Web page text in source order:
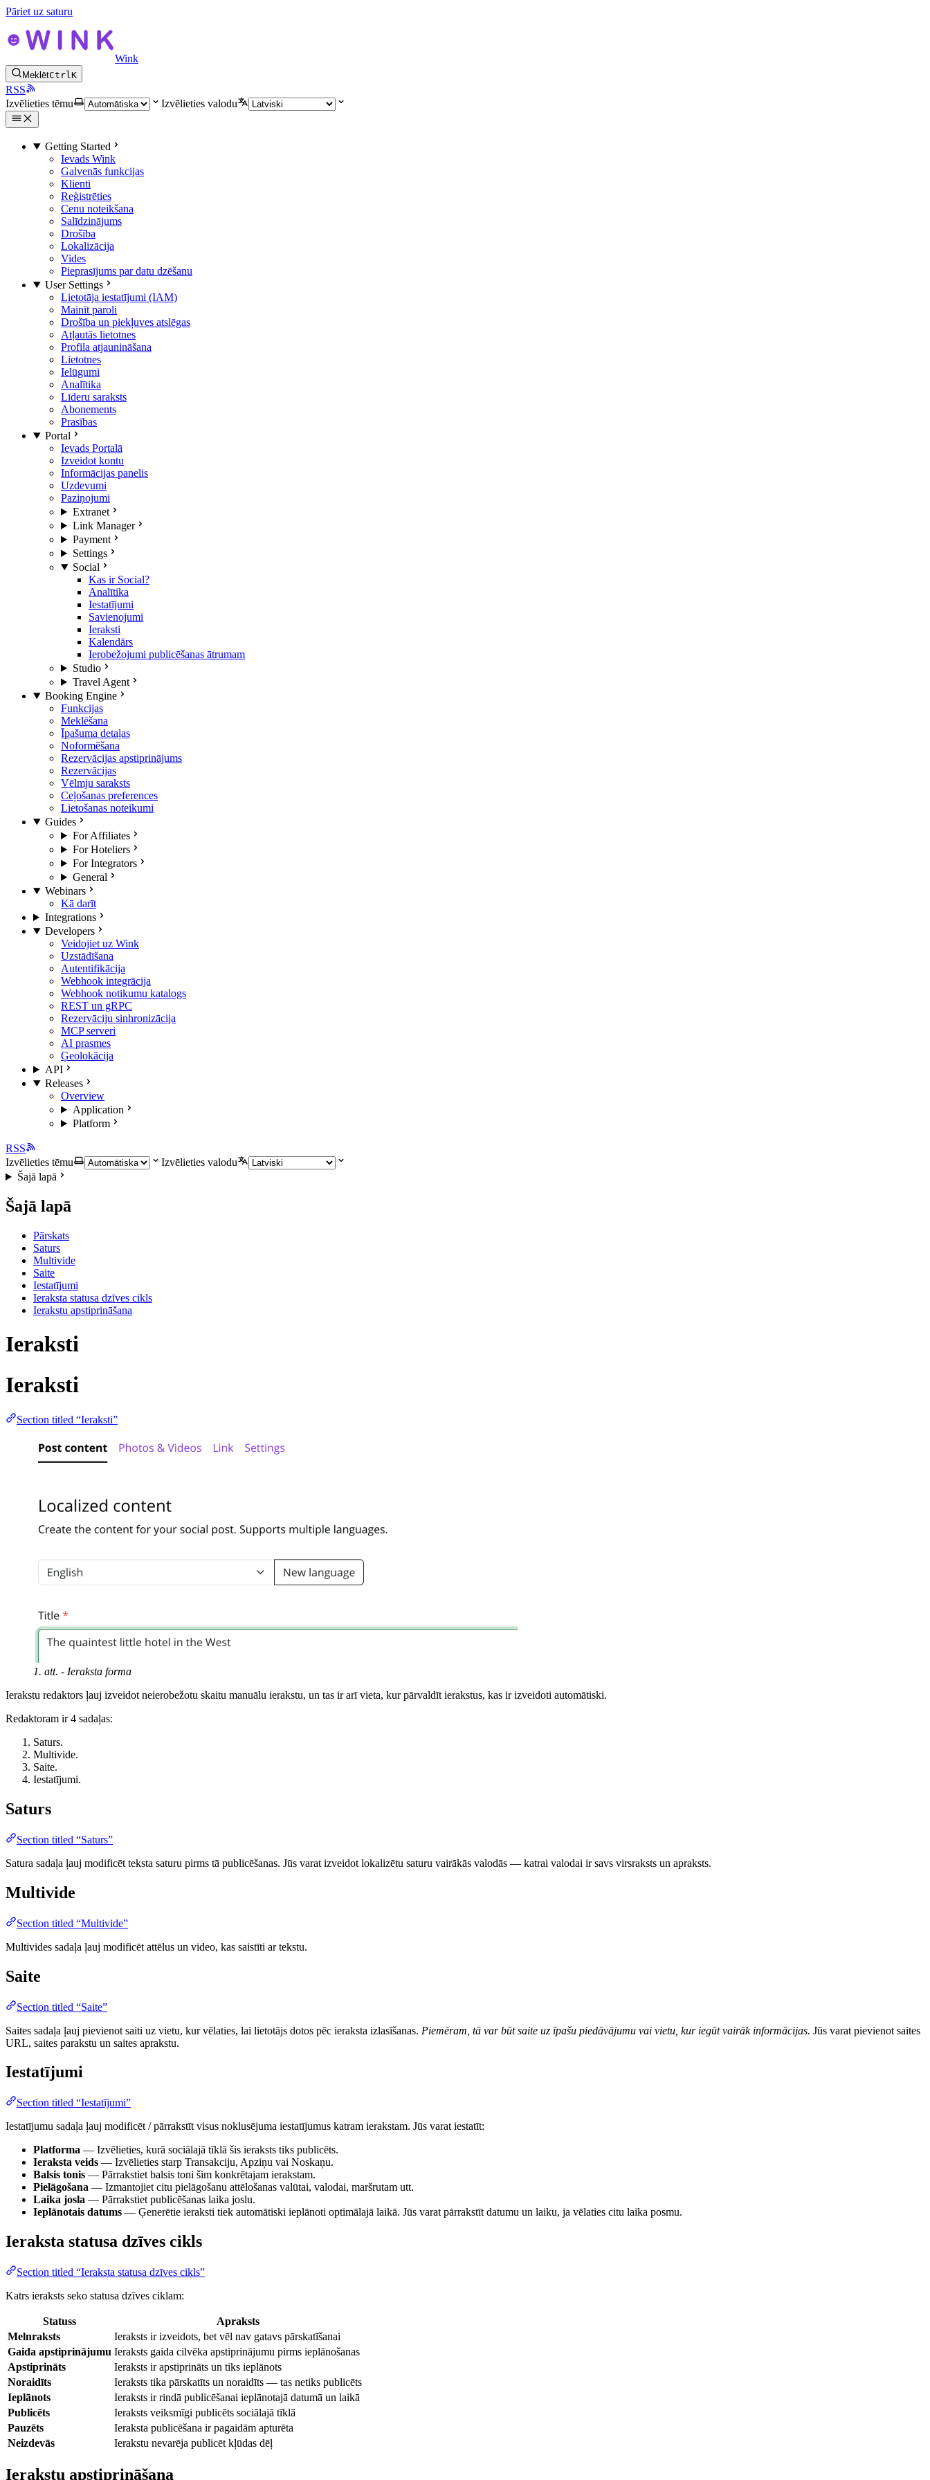
Pāriet uz saturu
Wink
MeklētCtrlK
RSS
Izvēlieties tēmu
Izvēlieties valodu
Getting Started
Ievads Wink
Galvenās funkcijas
Klienti
Reģistrēties
Cenu noteikšana
Salīdzinājums
Drošība
Lokalizācija
Vides
Pieprasījums par datu dzēšanu
User Settings
Lietotāja iestatījumi (IAM)
Mainīt paroli
Drošība un piekļuves atslēgas
Atļautās lietotnes
Profila atjaunināšana
Lietotnes
Ielūgumi
Analītika
Līderu saraksts
Abonements
Prasības
Portal
Ievads Portalā
Izveidot kontu
Informācijas panelis
Uzdevumi
Paziņojumi
Extranet
Link Manager
Payment
Settings
Social
Kas ir Social?
Analītika
Iestatījumi
Savienojumi
Ieraksti
Kalendārs
Ierobežojumi publicēšanas ātrumam
Studio
Travel Agent
Booking Engine
Funkcijas
Meklēšana
Īpašuma detaļas
Noformēšana
Rezervācijas apstiprinājums
Rezervācijas
Vēlmju saraksts
Ceļošanas preferences
Lietošanas noteikumi
Guides
For Affiliates
For Hoteliers
For Integrators
General
Webinars
Kā darīt
Integrations
Developers
Veidojiet uz Wink
Uzstādīšana
Autentifikācija
Webhook integrācija
Webhook notikumu katalogs
REST un gRPC
Rezervāciju sinhronizācija
MCP serveri
AI prasmes
Ģeolokācija
API
Releases
Overview
Application
Platform
RSS
Izvēlieties tēmu
Izvēlieties valodu
Šajā lapā
Šajā lapā
Pārskats
Saturs
Multivide
Saite
Iestatījumi
Ieraksta statusa dzīves cikls
Ierakstu apstiprināšana
Ieraksti
Ieraksti
Section titled “Ieraksti”
1. att. - Ieraksta forma
Ierakstu redaktors ļauj izveidot neierobežotu skaitu manuālu ierakstu, un tas ir arī vieta, kur pārvaldīt ierakstus, kas ir izveidoti automātiski.
Redaktoram ir 4 sadaļas:
Saturs.
Multivide.
Saite.
Iestatījumi.
Saturs
Section titled “Saturs”
Satura sadaļa ļauj modificēt teksta saturu pirms tā publicēšanas. Jūs varat izveidot lokalizētu saturu vairākās valodās — katrai valodai ir savs virsraksts un apraksts.
Multivide
Section titled “Multivide”
Multivides sadaļa ļauj modificēt attēlus un video, kas saistīti ar tekstu.
Saite
Section titled “Saite”
Saites sadaļa ļauj pievienot saiti uz vietu, kur vēlaties, lai lietotājs dotos pēc ieraksta izlasīšanas. Piemēram, tā var būt saite uz īpašu piedāvājumu vai vietu, kur iegūt vairāk informācijas. Jūs varat pievienot saites
URL, saites parakstu un saites aprakstu.
Iestatījumi
Section titled “Iestatījumi”
Iestatījumu sadaļa ļauj modificēt / pārrakstīt visus noklusējuma iestatījumus katram ierakstam. Jūs varat iestatīt:
Platforma — Izvēlieties, kurā sociālajā tīklā šis ieraksts tiks publicēts.
Ieraksta veids — Izvēlieties starp Transakciju, Apziņu vai Noskaņu.
Balsis tonis — Pārrakstiet balsis toni šim konkrētajam ierakstam.
Pielāgošana — Izmantojiet citu pielāgošanu attēlošanas valūtai, valodai, maršrutam utt.
Laika josla — Pārrakstiet publicēšanas laika joslu.
Ieplānotais datums — Ģenerētie ieraksti tiek automātiski ieplānoti optimālajā laikā. Jūs varat pārrakstīt datumu un laiku, ja vēlaties citu laika posmu.
Ieraksta statusa dzīves cikls
Section titled “Ieraksta statusa dzīves cikls”
Katrs ieraksts seko statusa dzīves ciklam:
Statuss
Apraksts
Melnraksts
Ieraksts ir izveidots, bet vēl nav gatavs pārskatīšanai
Gaida apstiprinājumu Ieraksts gaida cilvēka apstiprinājumu pirms ieplānošanas
Apstiprināts
Ieraksts ir apstiprināts un tiks ieplānots
Noraidīts
Ieraksts tika pārskatīts un noraidīts — tas netiks publicēts
Ieplānots
Ieraksts ir rindā publicēšanai ieplānotajā datumā un laikā
Publicēts
Ieraksts veiksmīgi publicēts sociālajā tīklā
Pauzēts
Ieraksta publicēšana ir pagaidām apturēta
Neizdevās
Ierakstu nevarēja publicēt kļūdas dēļ
Ierakstu apstiprināšana